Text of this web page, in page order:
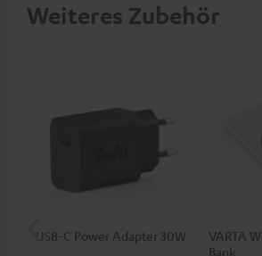
Weiteres Zubehör
USB-C Power Adapter 30W
VARTA
Bank